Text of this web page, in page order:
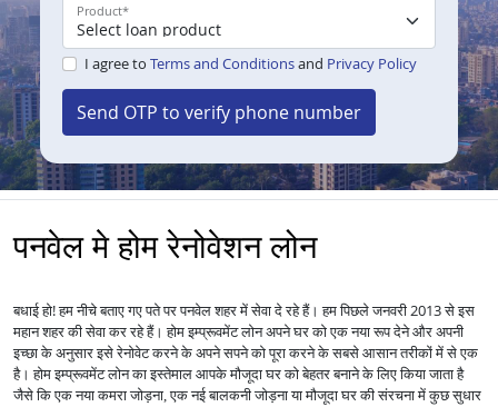
Product*
I agree to Terms and Conditionsand Privacy Policy
Send OTP to verify phone number
पनवेल मे होम रेनोवेशन लोन
बधाई हो! हम नीचे बताए गए पते पर पनवेल शहर में सेवा दे रहे हैं। हम पिछले जनवरी 2013 से इस
महान शहर की सेवा कर रहे हैं।होम इम्प्रूवमेंट लोन अपने घर को एक नया रूप देने और अपनी
इच्छा के अनुसार इसे रेनोवेट करने के अपने सपने को पूरा करने के सबसे आसान तरीकों में से एक
है।होम इम्प्रूवमेंट लोन का इस्तेमाल आपके मौजूदा घर को बेहतर बनाने के लिए किया जाता है
जैसे कि एक नया कमरा जोड़ना, एक नई बालकनी जोड़ना या मौजूदा घर की संरचना में कुछ सुधार